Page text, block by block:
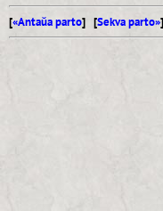
[«Antaŭa parto] [Sekva parto»]